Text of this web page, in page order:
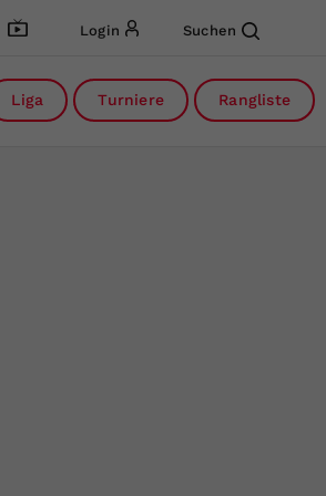
Login Suchen
Liga Turniere Rangliste